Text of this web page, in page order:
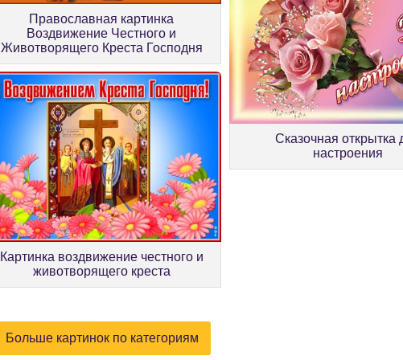
Православная картинка
Воздвижение Честного и
Животворящего Креста Господня
Сказочная открытка
настроения
Картинка воздвижение честного и
животворящего креста
Больше картинок по категориям